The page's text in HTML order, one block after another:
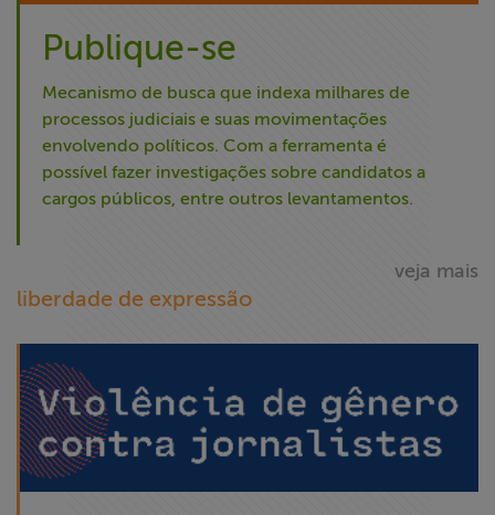
Publique-se
Mecanismo de busca que indexa milhares de
processos judiciais e suas movimentações
envolvendo políticos. Com a ferramenta é
possível fazer investigações sobre candidatos a
cargos públicos, entre outros levantamentos.
veja mais
liberdade de expressão